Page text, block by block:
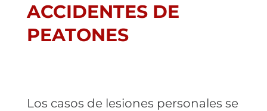
ACCIDENTES DE
PEATONES
Los casos de lesiones personales se